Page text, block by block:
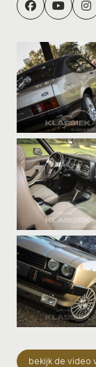
bekijk de video